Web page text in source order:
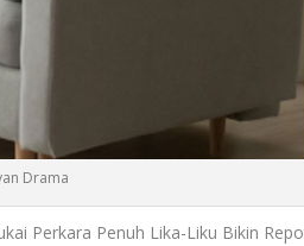
Drama
Perkara Penuh Lika-Liku Bikin